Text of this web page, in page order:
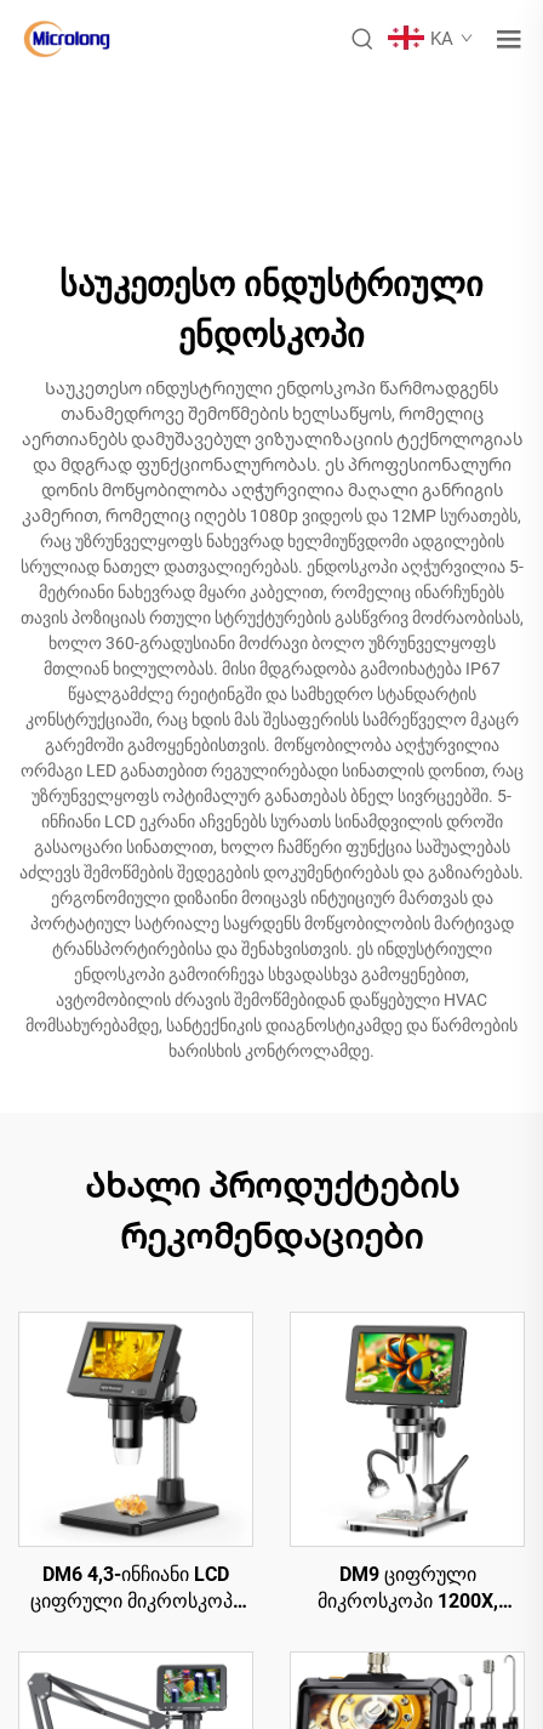
KA
საუკეთესო ინდუსტრიული
ენდოსკოპი
Საუკეთესო ინდუსტრიული ენდოსკოპი წარმოადგენს
თანამედროვე შემოწმების ხელსაწყოს, რომელიც
აერთიანებს დამუშავებულ ვიზუალიზაციის ტექნოლოგიას
და მდგრად ფუნქციონალურობას. ეს პროფესიონალური
დონის მოწყობილობა აღჭურვილია მაღალი განრიგის
კამერით, რომელიც იღებს 1080p ვიდეოს და 12MP სურათებს,
რაც უზრუნველყოფს ნახევრად ხელმიუწვდომი ადგილების
სრულიად ნათელ დათვალიერებას. ენდოსკოპი აღჭურვილია 5-
მეტრიანი ნახევრად მყარი კაბელით, რომელიც ინარჩუნებს
თავის პოზიციას რთული სტრუქტურების გასწვრივ მოძრაობისას,
ხოლო 360-გრადუსიანი მოძრავი ბოლო უზრუნველყოფს
მთლიან ხილულობას. მისი მდგრადობა გამოიხატება IP67
წყალგამძლე რეიტინგში და სამხედრო სტანდარტის
კონსტრუქციაში, რაც ხდის მას შესაფერისს სამრეწველო მკაცრ
გარემოში გამოყენებისთვის. მოწყობილობა აღჭურვილია
ორმაგი LED განათებით რეგულირებადი სინათლის დონით, რაც
უზრუნველყოფს ოპტიმალურ განათებას ბნელ სივრცეებში. 5-
ინჩიანი LCD ეკრანი აჩვენებს სურათს სინამდვილის დროში
გასაოცარი სინათლით, ხოლო ჩამწერი ფუნქცია საშუალებას
აძლევს შემოწმების შედეგების დოკუმენტირებას და გაზიარებას.
ერგონომიული დიზაინი მოიცავს ინტუიციურ მართვას და
პორტატიულ სატრიალე საყრდენს მოწყობილობის მარტივად
ტრანსპორტირებისა და შენახვისთვის. ეს ინდუსტრიული
ენდოსკოპი გამოირჩევა სხვადასხვა გამოყენებით,
ავტომობილის ძრავის შემოწმებიდან დაწყებული HVAC
მომსახურებამდე, სანტექნიკის დიაგნოსტიკამდე და წარმოების
ხარისხის კონტროლამდე.
Ახალი პროდუქტების
რეკომენდაციები
DM6 4,3-ინჩიანი LCD
ციფრული მიკროსკოპი
LED-ით, პარკულის
მიკროსკოპი
რემონტისთვის, PCB,
DM9 ციფრული
მიკროსკოპი 1200X,
მონეტებისთვის, 12MP,
PCB სქემის
შესაკეთებლად